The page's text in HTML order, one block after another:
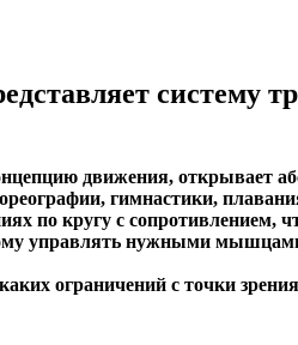
систему
движения, открывает
гимнастики,
по кругу с сопротивлением,
управлять нужными
ограничений с точки